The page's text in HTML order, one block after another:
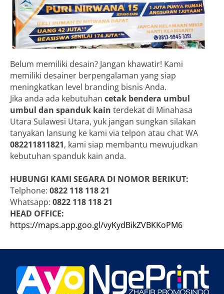
Belum memiliki desain? Jangan khawatir! Kami
memiliki desainer berpengalaman yang siap
meningkatkan level branding bisnis Anda.
Jika anda ada kebutuhan cetak bendera umbul
umbul dan spanduk kain terdekat di Minahasa
Utara Sulawesi Utara, yuk jangan sungkan silakan
tanyakan lansung ke kami via telpon atau chat WA
082211811821, kami siap membantu mewujudkan
kebutuhan spanduk kain anda.
HUBUNGI KAMI SEGARA DI NOMOR BERIKUT:
Telphone: 0822 118 118 21
Whatsapp: 0822 118 118 21
HEAD OFFICE:
https://maps.app.goo.gl/vyKydBikZVBKKoPM6